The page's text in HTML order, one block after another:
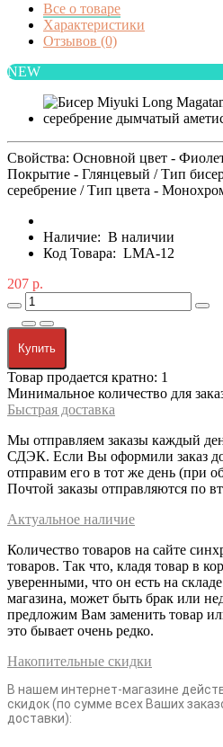
Все о товаре
Характеристики
Отзывов (0)
NEW
Свойства: Основной цвет -
Покрытие - Глянцевый / Тип
серебрение / Тип цвета -
Наличие: В наличии
Код Товара: LMA-12
207 р.
Купить
Товар продается кратно: 1
Минимальное количество для
Быстрая доставка
Мы отправляем заказы каждый
СДЭК. Если Вы оформили заказ
отправим его в тот же день (при
Почтой заказы отправляются по
Актуальное наличие
Количество товаров на сайте
товаров. Так что, кладя товар в
уверенными, что он есть на
магазина, может быть брак или
предложим Вам заменить товар
это бывает очень редко.
Накопительные скидки
В нашем интернет-магазине
скидок (по сумме всех Ваших
доставки):